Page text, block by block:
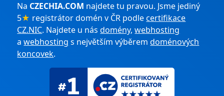
Na CZECHIA.COM najdete tu pravou. Jsme jediný
5★ registrátor domén v ČR podlecertifikace
CZ.NIC. Najdete u násdomény,webhosting
awebhosting s největším výběremdoménových
koncovek.